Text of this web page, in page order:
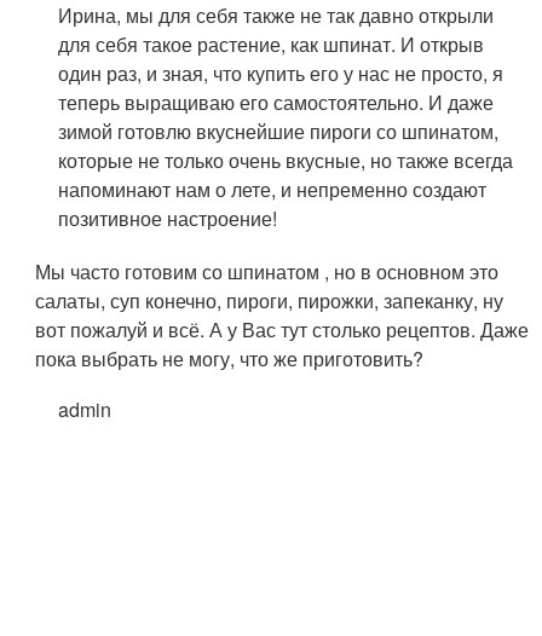
Ирина, мы для себя также не так давно открыли
для себя такое растение, как шпинат. И открыв
один раз, и зная, что купить его у нас не просто, я
теперь выращиваю его самостоятельно. И даже
зимой готовлю вкуснейшие пироги со шпинатом,
которые не только очень вкусные, но также всегда
напоминают нам о лете, и непременно создают
позитивное настроение!
Мы часто готовим со шпинатом , но в основном это
салаты, суп конечно, пироги, пирожки, запеканку, ну
вот пожалуй и всё. А у Вас тут столько рецептов. Даже
пока выбрать не могу, что же приготовить?
admin